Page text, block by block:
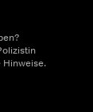
Hinweise.